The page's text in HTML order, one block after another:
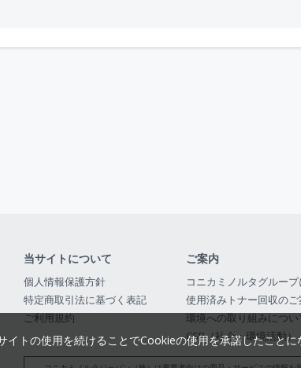
当サイトについて
個人情報保護方針
特定商取引法に基づく表記
ご利用規約
ご案内
コニカミノルタグルー
使用済みトナー回収のご
環境への取り組みについ
CSR（社会・環境活動）
トの使用を続けることでCookieの使用を承諾したことに